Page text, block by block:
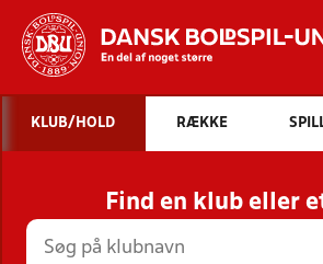
STILLINGER, RESULTATER,
HOLD
KLUB/HOLD RÆKKE
Find en klub eller